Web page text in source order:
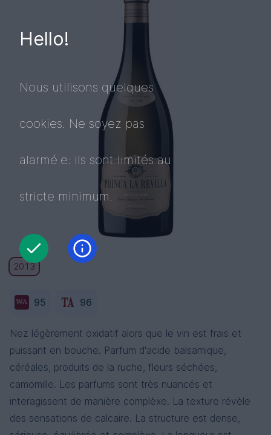
2013
95 96
Nez légèrement oxidatif alors que le vin est frais et
puissant en bouche. Parfum d'acide balsamique,
céréales, produits de la ruche, fleurs séchées,
camomille. Les parfums sont très nuancés et
interagissent de manière complèxe. La texture révèle
des sensations de calcaire. La structure est dense,
Hello!
Nous utilisons quelques
cookies. Ne soyez pas
alarmé.e: ils sont limités au
stricte minimum.